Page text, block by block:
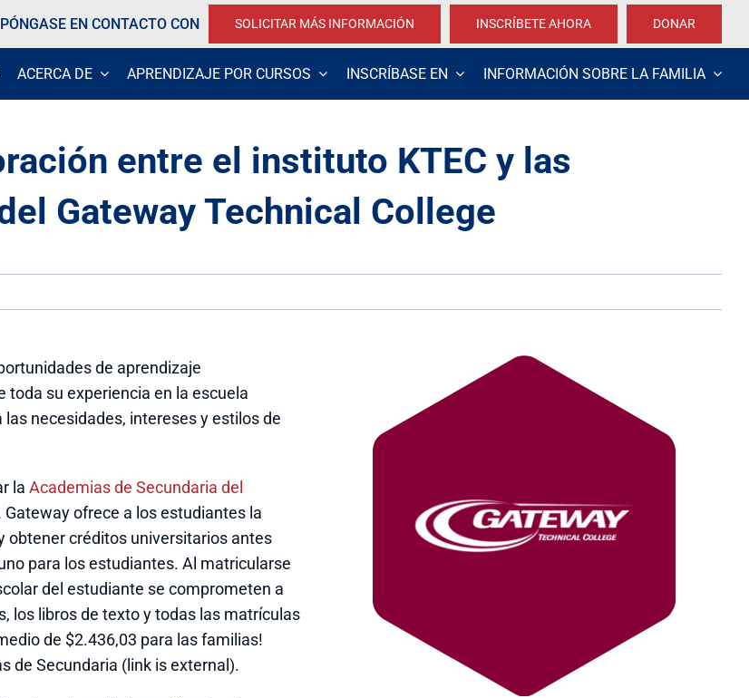
PÓNGASE EN CONTACTO CON SOLICITAR MÁS INFORMACIÓN INSCRÍBETE AHORA DONAR
ACERCA DE APRENDIZAJE POR CURSOS INSCRÍBASE EN INFORMACIÓN SOBRE LA FAMILIA
entre el instituto KTEC y las
Gateway Technical College
de aprendizaje
toda su experiencia en la escuela
necesidades, intereses y estilos de
la Academias de Secundaria del
ofrece a los estudiantes la
obtener créditos universitarios antes
para los estudiantes. Al matricularse
del estudiante se comprometen a
los libros de texto y todas las matrículas
de $2.436,03 para las familias!
de Secundaria (link is external).